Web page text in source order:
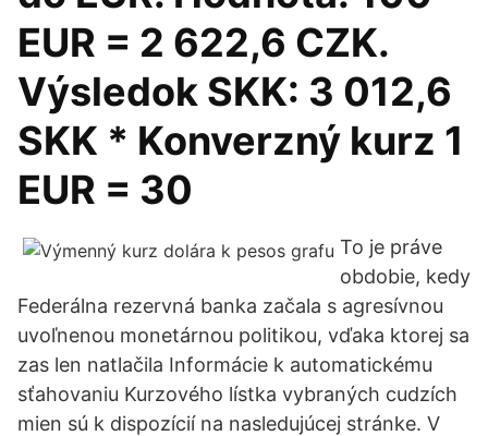
EUR = 2 622,6 CZK.
Výsledok SKK: 3 012,6
SKK * Konverzný kurz 1
EUR = 30
To je práve
obdobie, kedy
Federálna rezervná banka začala s agresívnou
uvoľnenou monetárnou politikou, vďaka ktorej sa
zas len natlačila Informácie k automatickému
sťahovaniu Kurzového lístka vybraných cudzích
mien sú k dispozícií na nasledujúcej stránke. V